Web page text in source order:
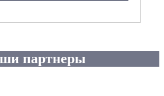
партнеры